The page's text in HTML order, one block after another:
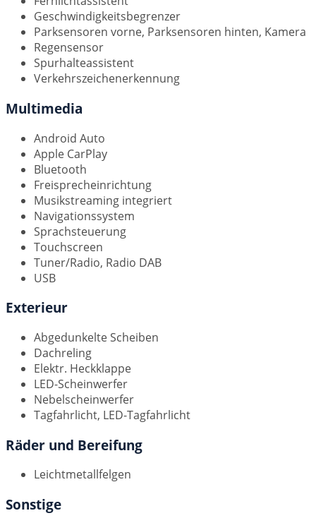
Geschwindigkeitsbegrenzer
Parksensoren vorne, Parksensoren hinten, Kamera
Regensensor
Spurhalteassistent
Verkehrszeichenerkennung
Multimedia
Android Auto
Apple CarPlay
Bluetooth
Freisprecheinrichtung
Musikstreaming integriert
Navigationssystem
Sprachsteuerung
Touchscreen
Tuner/Radio, Radio DAB
USB
Exterieur
Abgedunkelte Scheiben
Dachreling
Elektr. Heckklappe
LED-Scheinwerfer
Nebelscheinwerfer
Tagfahrlicht, LED-Tagfahrlicht
Räder und Bereifung
Leichtmetallfelgen
Sonstige